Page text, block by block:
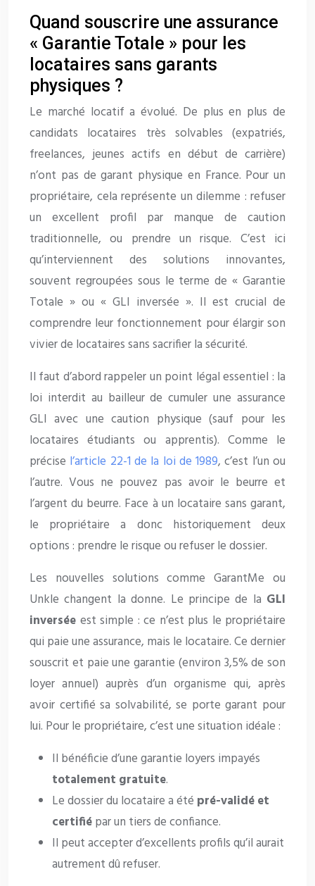
Quand souscrire une assurance
« Garantie Totale » pour les
locataires sans garants
physiques ?
Le marché locatif a évolué. De plus en plus de
candidats locataires très solvables (expatriés,
freelances, jeunes actifs en début de carrière)
n’ont pas de garant physique en France. Pour un
propriétaire, cela représente un dilemme : refuser
un excellent profil par manque de caution
traditionnelle, ou prendre un risque. C’est ici
qu’interviennent des solutions innovantes,
souvent regroupées sous le terme de « Garantie
Totale » ou « GLI inversée ». Il est crucial de
comprendre leur fonctionnement pour élargir son
vivier de locataires sans sacrifier la sécurité.
Il faut d’abord rappeler un point légal essentiel : la
loi interdit au bailleur de cumuler une assurance
GLI avec une caution physique (sauf pour les
locataires étudiants ou apprentis). Comme le
précise l’article 22-1 de la loi de 1989, c’est l’un ou
l’autre. Vous ne pouvez pas avoir le beurre et
l’argent du beurre. Face à un locataire sans garant,
le propriétaire a donc historiquement deux
options : prendre le risque ou refuser le dossier.
Les nouvelles solutions comme GarantMe ou
Unkle changent la donne. Le principe de la GLI
inversée est simple : ce n’est plus le propriétaire
qui paie une assurance, mais le locataire. Ce dernier
souscrit et paie une garantie (environ 3,5% de son
loyer annuel) auprès d’un organisme qui, après
avoir certifié sa solvabilité, se porte garant pour
lui. Pour le propriétaire, c’est une situation idéale :
Il bénéficie d’une garantie loyers impayés
totalement gratuite.
Le dossier du locataire a été pré-validé et
certifiépar un tiers de confiance.
Il peut accepter d’excellents profils qu’il aurait
autrement dû refuser.